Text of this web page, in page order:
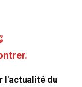
l'actualité du